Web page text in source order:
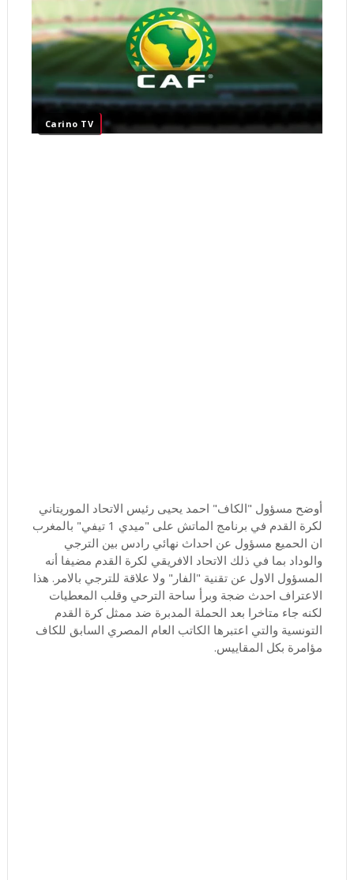
Carino TV
أوضح مسؤول "الكاف" احمد يحيى رئيس الاتحاد الموريتاني
لكرة القدم في برنامج الماتش على "ميدي 1 تيفي" بالمغرب
ان الحميع مسؤول عن احداث نهائي رادس بين الترجي
والوداد بما في ذلك الاتحاد الافريقي لكرة القدم مضيفا أنه
المسؤول الاول عن تقنية "الفار" ولا علاقة للترجي بالامر. هذا
الاعتراف احدث ضجة وبرأ ساحة الترحي وقلب المعطيات
لكنه جاء متاخرا بعد الحملة المدبرة ضد ممثل كرة القدم
التونسية والتي اعتبرها الكاتب العام المصري السابق للكاف
مؤامرة بكل المقاييس.